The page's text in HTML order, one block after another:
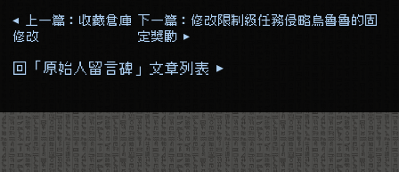
◂ 上一篇：收藏倉庫
修改
下一篇：修改限制級任務侵略烏魯魯的固
定獎勵 ▸
回「原始人留言碑」文章列表 ▸